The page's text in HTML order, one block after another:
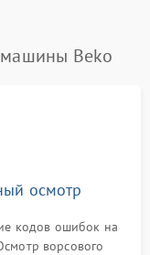
Подробнее →
Подробнее →
Beko
осмотр
кодов ошибок на
ворсового